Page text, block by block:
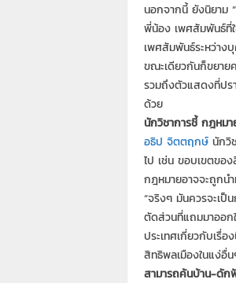
นอกจากนี้ ยังนิยาม
พี่น้อง เพศสัมพันธ์ที่
เพศสัมพันธ์ระหว่าง
ขณะเดียวกันก็ขยาย
รวมถึงตัวแสดงที่ปร
ด้วย
นักวิชาการชี้ กฎหมา
อธิป จิตตฤกษ์นักวิช
ไป เช่น ขอบเขตขอ
กฎหมายอาจจะถูกน
“จริงๆ มันควรจะเป็
ตัดส่วนที่แถมมาออก
ประเทศเกี่ยวกับเรื่อ
สิทธิพลเมืองในแง่อื่
สามารถค้นบ้าน-ดัก